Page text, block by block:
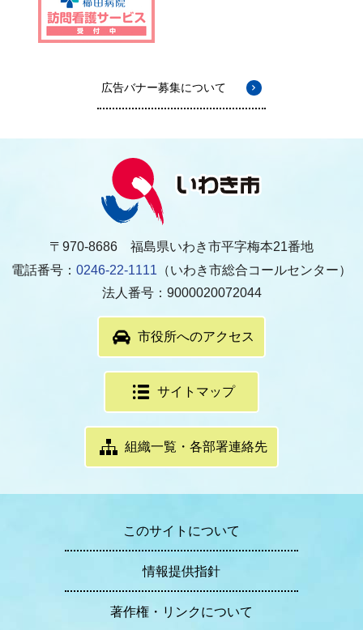
広告バナー募集について
〒970-8686 福島県いわき市平字梅本21番地
電話番号： 0246-22-1111 （いわき市総合コールセンター）
法人番号：9000020072044
市役所へのアクセス
サイトマップ
組織一覧・各部署連絡先
このサイトについて
情報提供指針
著作権・リンクについて